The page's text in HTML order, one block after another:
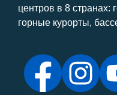
центров в 8
горные курорты,